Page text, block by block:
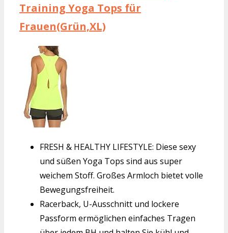
Training Yoga Tops für
Frauen(Grün,XL)
FRESH & HEALTHY LIFESTYLE: Diese sexy
und süßen Yoga Tops sind aus super
weichem Stoff. Großes Armloch bietet volle
Bewegungsfreiheit.
Racerback, U-Ausschnitt und lockere
Passform ermöglichen einfaches Tragen